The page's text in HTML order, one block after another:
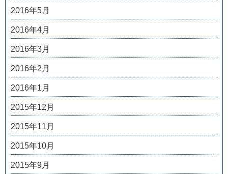
2016年5月
2016年4月
2016年3月
2016年2月
2016年1月
2015年12月
2015年11月
2015年10月
2015年9月